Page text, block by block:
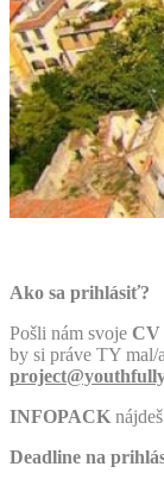
Ako sa prihlásiť?
Pošli nám svoje CV
by si práve TY mal/
INFOPACK nájdeš
Deadline na